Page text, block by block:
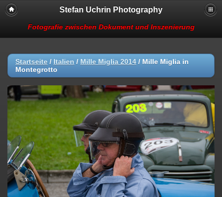
Stefan Uchrin Photography
Fotografie zwischen Dokument und Inszenierung
Startseite / Italien / Mille Miglia 2014 / Mille Miglia in
Montegrotto